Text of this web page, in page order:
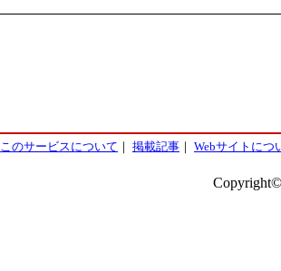
このサービスについて ｜ 掲載記事 ｜ Webサイトにつ